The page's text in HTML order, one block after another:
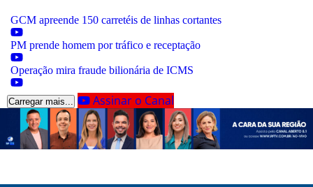
GCM apreende 150 carretéis de linhas cortantes
PM prende homem por tráfico e receptação
Operação mira fraude bilionária de ICMS
Carregar mais... Assinar o Canal